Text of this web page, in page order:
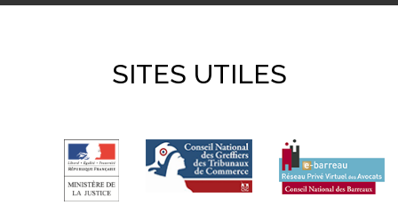
SITES UTILES